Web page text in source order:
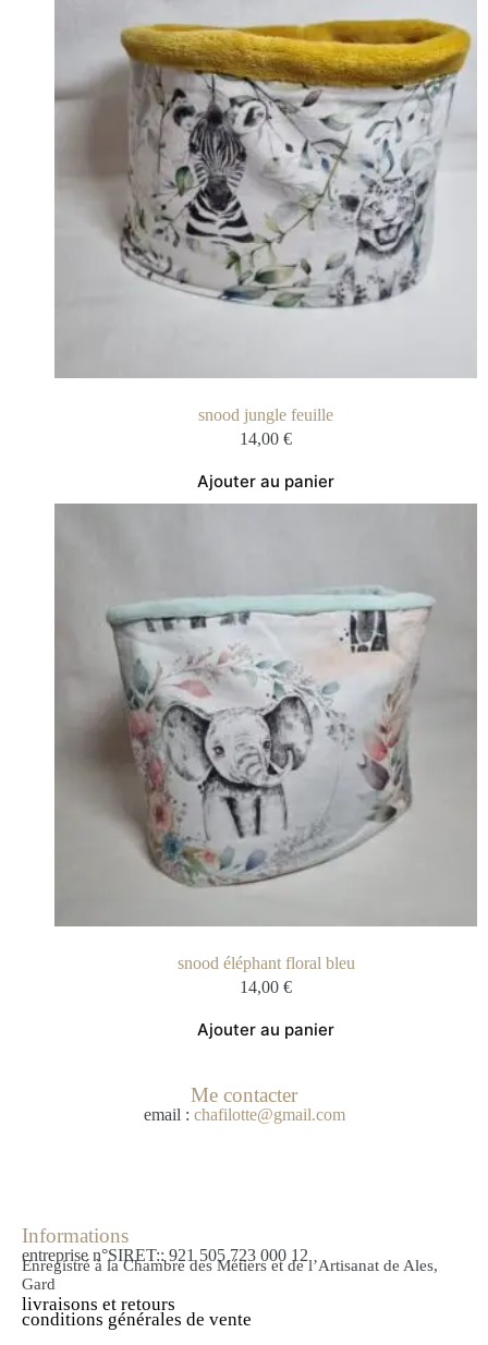
snood jungle feuille
14,00 €
Ajouter au panier
snood éléphant floral bleu
14,00 €
Ajouter au panier
Me contacter
email : chafilotte@gmail.com
Informations
entreprise n°SIRET:: 921 505 723 000 12
Enregistré à la Chambre des Métiers et de l’Artisanat de Ales,
Gard
livraisons et retours
conditions générales de vente